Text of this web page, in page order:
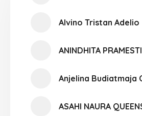
Alvino Tristan Adelio
ANINDHITA
Anjelina Budiatmaja
ASAHI NAURA